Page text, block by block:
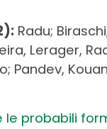
Radu;
Lerager,
Pandev,
probabili